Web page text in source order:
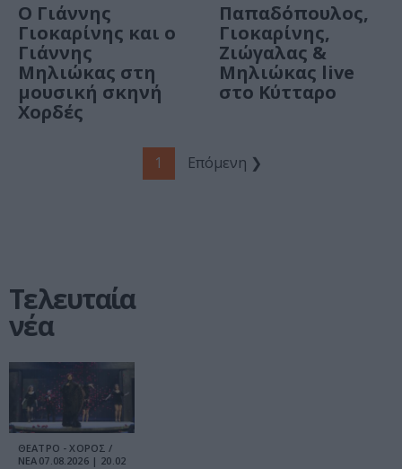
Ο Γιάννης
Γιοκαρίνης και ο
Γιάννης
Μηλιώκας στη
μουσική σκηνή
Χορδές
Παπαδόπουλος,
Γιοκαρίνης,
Ζιώγαλας &
Μηλιώκας live
στο Κύτταρο
1 Επόμενη ❯
Τελευταία
νέα
ΘΕΑΤΡΟ - ΧΟΡΟΣ /
ΝΕΑ 07.08.2026 | 20.02